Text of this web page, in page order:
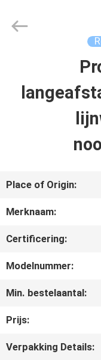
PRODUCTEN
COMPANY
Marine
Place of Origin:
Merknaam:
Certificering:
Modelnummer:
Min. bestelaantal:
Prijs:
Verpakking Details: